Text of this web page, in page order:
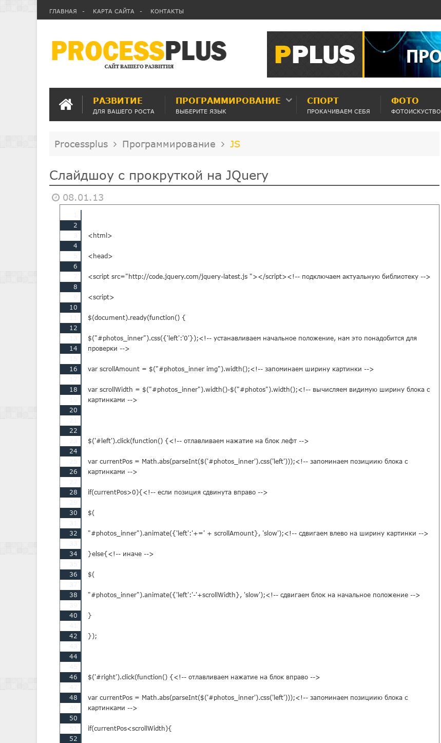
ГЛАВНАЯ КАРТА САЙТА КОНТАКТЫ
РАЗВИТИЕ
ДЛЯ ВАШЕГО РОСТА
ПРОГРАММИРОВАНИЕ
ВЫБЕРИТЕ ЯЗЫК
СПОРТ
ПРОКАЧИВАЕМ СЕБЯ
ФОТО
ФОТОИСКУСТВО
Processplus Программирование JS
Слайдшоу с прокруткой на JQuery
08.01.13
2
4
6
8
10
12
14
16
18
20
22
24
26
28
30
32
34
36
38
40
42
44
46
48
50
52
<html>
<head>
<script src="http://code.jquery.com/jquery-latest.js "></script><!-- подключаем актуальную библиотеку -->
<script>
$(document).ready(function() {
$("#photos_inner").css({'left':'0'});<!-- устанавливаем начальное положение, нам это понадобится для
проверки -->
var scrollAmount = $("#photos_inner img").width();<!-- запоминаем ширину картинки -->
var scrollWidth = $("#photos_inner").width()-$("#photos").width();<!-- вычисляем видимую ширину блока с
картинками -->
$('#left').click(function() {<!-- отлавливаем нажатие на блок лефт -->
var currentPos = Math.abs(parseInt($('#photos_inner').css('left')));<!-- запоминаем позициию блока с
картинками -->
if(currentPos>0){<!-- если позиция сдвинута вправо -->
$(
"#photos_inner").animate({'left':'+=' + scrollAmount}, 'slow');<!-- сдвигаем влево на ширину картинки -->
}else{<!-- иначе -->
$(
"#photos_inner").animate({'left':'-'+scrollWidth}, 'slow');<!-- сдвигаем блок на начальное положение -->
}
});
$('#right').click(function() {<!-- отлавливаем нажатие на блок вправо -->
var currentPos = Math.abs(parseInt($('#photos_inner').css('left')));<!-- запоминаем позициию блока с
картинками -->
if(currentPos<scrollWidth){